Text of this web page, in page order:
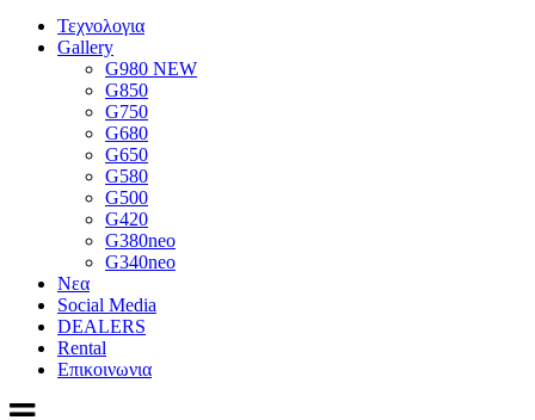
Τεχνολογια
Gallery
G980 NEW
G850
G750
G680
G650
G580
G500
G420
G380neo
G340neo
Νεα
Social Media
DEALERS
Rental
Επικοινωνια